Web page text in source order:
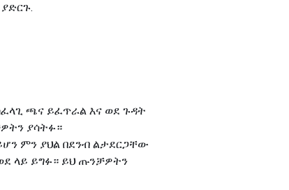
ጫና ይፈጥራል እና ወደ ጉዳት
ያሳትፉ።
ምን ያህል በደንብ ልታደርጋቸው
ላይ ይግፉ። ይህ ጡንቻዎትን